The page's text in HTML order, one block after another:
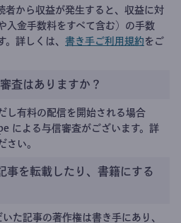
者から収益が発生すると、収益に対
入金手数料をすべて含む）の手数
。詳しくは、 書き手ご利用規約 をご
査はありますか？
し有料の配信を開始される場合
による与信審査がございます。詳
さい。
を転載したり、書籍にする
た記事の著作権は書き手にあり、